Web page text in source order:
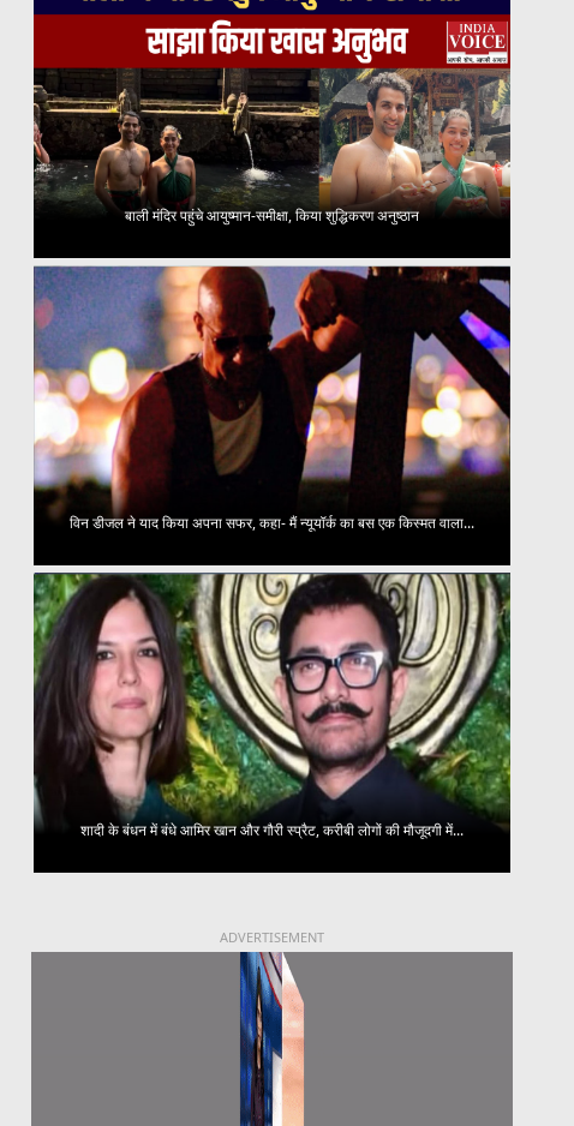
बाली मंदिर पहुंचे आयुष्मान-समीक्षा, किया शुद्धिकरण अनुष्ठान
विन डीजल ने याद किया अपना सफर, कहा- मैं न्यूयॉर्क का बस एक किस्मत वाला...
शादी के बंधन में बंधे आमिर खान और गौरी स्प्रैट, करीबी लोगों की मौजूदगी में...
ADVERTISEMENT